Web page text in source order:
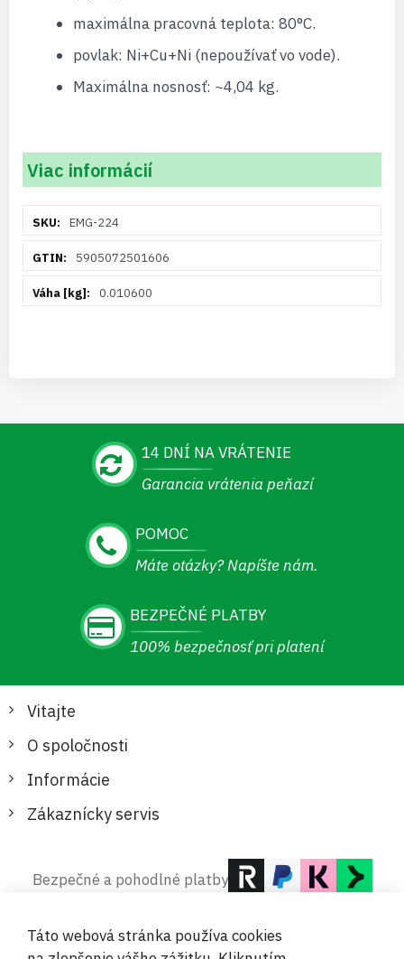
maximálna pracovná teplota: 80°C.
povlak: Ni+Cu+Ni (nepoužívať vo vode).
Maximálna nosnosť: ~4,04 kg.
Viac informácií
informáciíEMG-224
5905072501606
0.010600
14 DNÍ NA VRÁTENIE
Garancia vrátenia peňazí
POMOC
Máte otázky? Napíšte nám.
BEZPEČNÉ PLATBY
100% bezpečnosť pri platení
Vitajte
O spoločnosti
Informácie
Zákaznícky servis
Bezpečné a pohodlné platby
Táto webová stránka používa cookies